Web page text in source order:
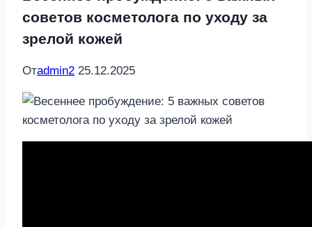
советов косметолога по уходу за
зрелой кожей
Отadmin2 25.12.2025